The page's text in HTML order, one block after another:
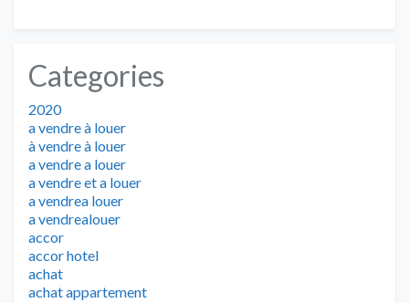
Categories
2020
a vendre à louer
à vendre à louer
a vendre a louer
a vendre et a louer
a vendrea louer
a vendrealouer
accor
accor hotel
achat
achat appartement